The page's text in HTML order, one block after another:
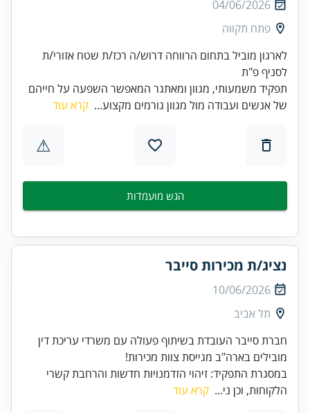
04/06/2026
פתח תקווה
לארגון מוביל בתחום הרווחה דרוש/ה רכז/ת שטח אזורי/ת
לסניף פ"ת
תפקיד משמעותי, מגוון ומאתגר המאפשר השפעה על חייהם
של אנשים ועבודה מול מגוון גורמים מקצוע... קרא עוד
⚠
הגש מועמדות
נציג/ת מכירות סייבר
10/06/2026
תל אביב
חברת סייבר העובדת בשיתוף פעולה עם משרדי עריכת דין
מובילים בארה"ב מגייסת צוות מכירות!
במסגרת התפקיד: זיהוי הזדמנויות חדשות והרחבת קשרי
הלקוחות, וכן ני... קרא עוד